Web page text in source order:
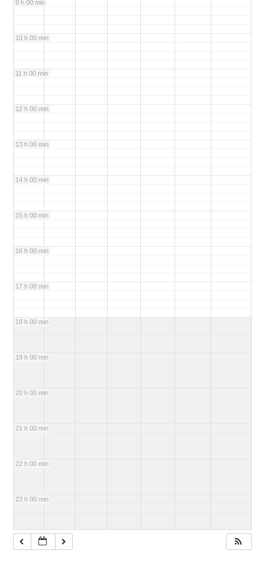
9 h 00 min
10 h 00 min
11 h 00 min
12 h 00 min
13 h 00 min
14 h 00 min
15 h 00 min
16 h 00 min
17 h 00 min
18 h 00 min
19 h 00 min
20 h 00 min
21 h 00 min
22 h 00 min
23 h 00 min